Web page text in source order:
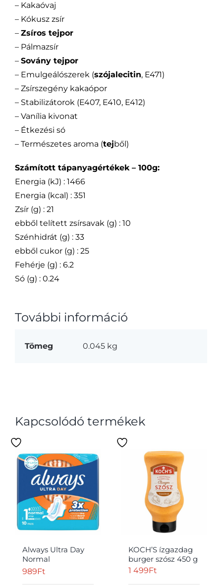
– Kakaóvaj
– Kókusz zsír
– Zsíros tejpor
– Pálmazsír
– Sovány tejpor
– Emulgeálószerek (szójalecitin, E471)
– Zsírszegény kakaópor
– Stabilizátorok (E407, E410, E412)
– Vanília kivonat
– Étkezési só
– Természetes aroma (tejből)
Számított tápanyagértékek – 100g:
Energia (kJ) : 1466
Energia (kcal) : 351
Zsír (g) : 21
ebből telített zsírsavak (g) : 10
Szénhidrát (g) : 33
ebből cukor (g) : 25
Fehérje (g) : 6.2
Só (g) : 0.24
További információ
Tömeg 0.045 kg
Kapcsolódó termékek
Always Ultra Day
Normal
Egészségügyi
989Ft
KOCH’S ízgazdag
burger szósz 450 g
1 499Ft